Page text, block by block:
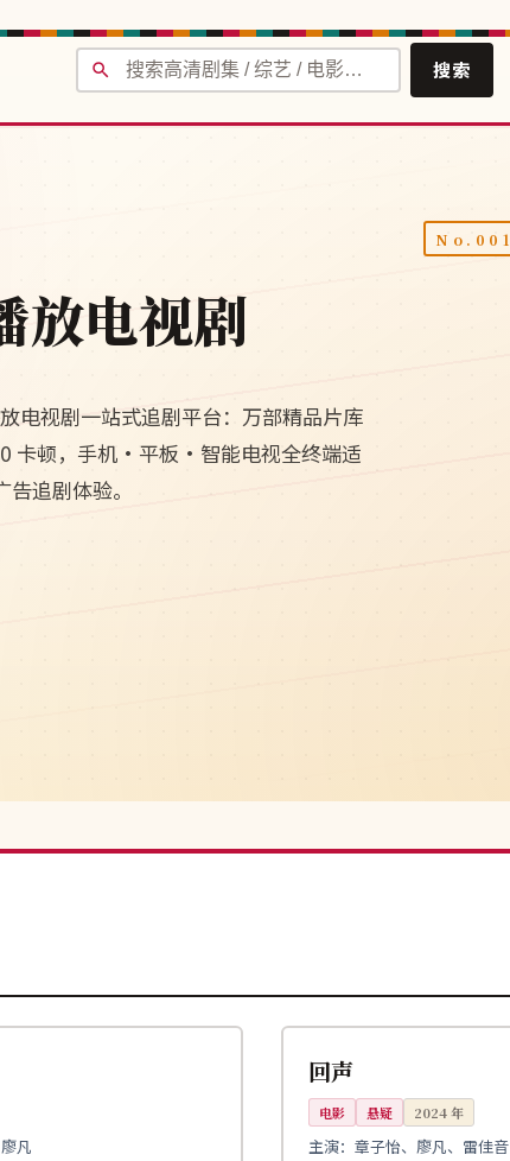
搜索
放电视剧
电视剧一站式追剧平台：万部精品片库
卡顿，手机·平板·智能电视全终端适
追剧体验。
115分钟
凡
中国
高分
回声
电影 悬疑 2024年
主演： 章子怡、廖凡、雷佳音